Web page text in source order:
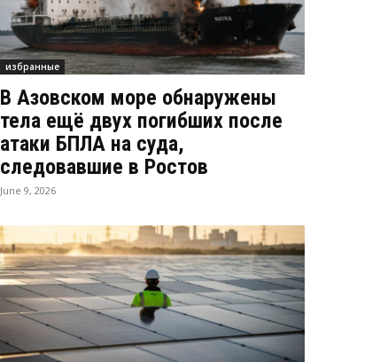
избранные
В Азовском море обнаружены
тела ещё двух погибших после
атаки БПЛА на суда,
следовавшие в Ростов
June 9, 2026